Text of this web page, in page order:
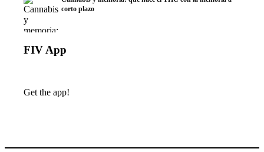
corto plazo
FIV App
Get the app!